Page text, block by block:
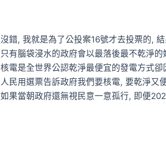
沒錯, 我就是為了公投案16號才去投票的,
只有腦袋浸水的政府會以最落後最不乾淨
核電是全世界公認乾淨最便宜的發電方式
人民用選票告訴政府我們要核電, 要乾淨又
如果當朝政府還無視民意一意孤行, 即便